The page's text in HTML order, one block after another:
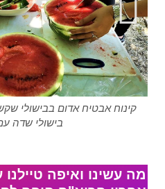
קינוח אבטיח אדום בבישולי
בישולי שדה
מה עשינו ואיפה